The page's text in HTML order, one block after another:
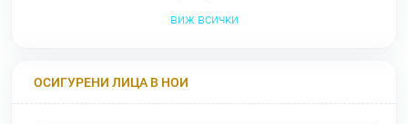
виж всички
ОСИГУРЕНИ ЛИЦА В НОИ